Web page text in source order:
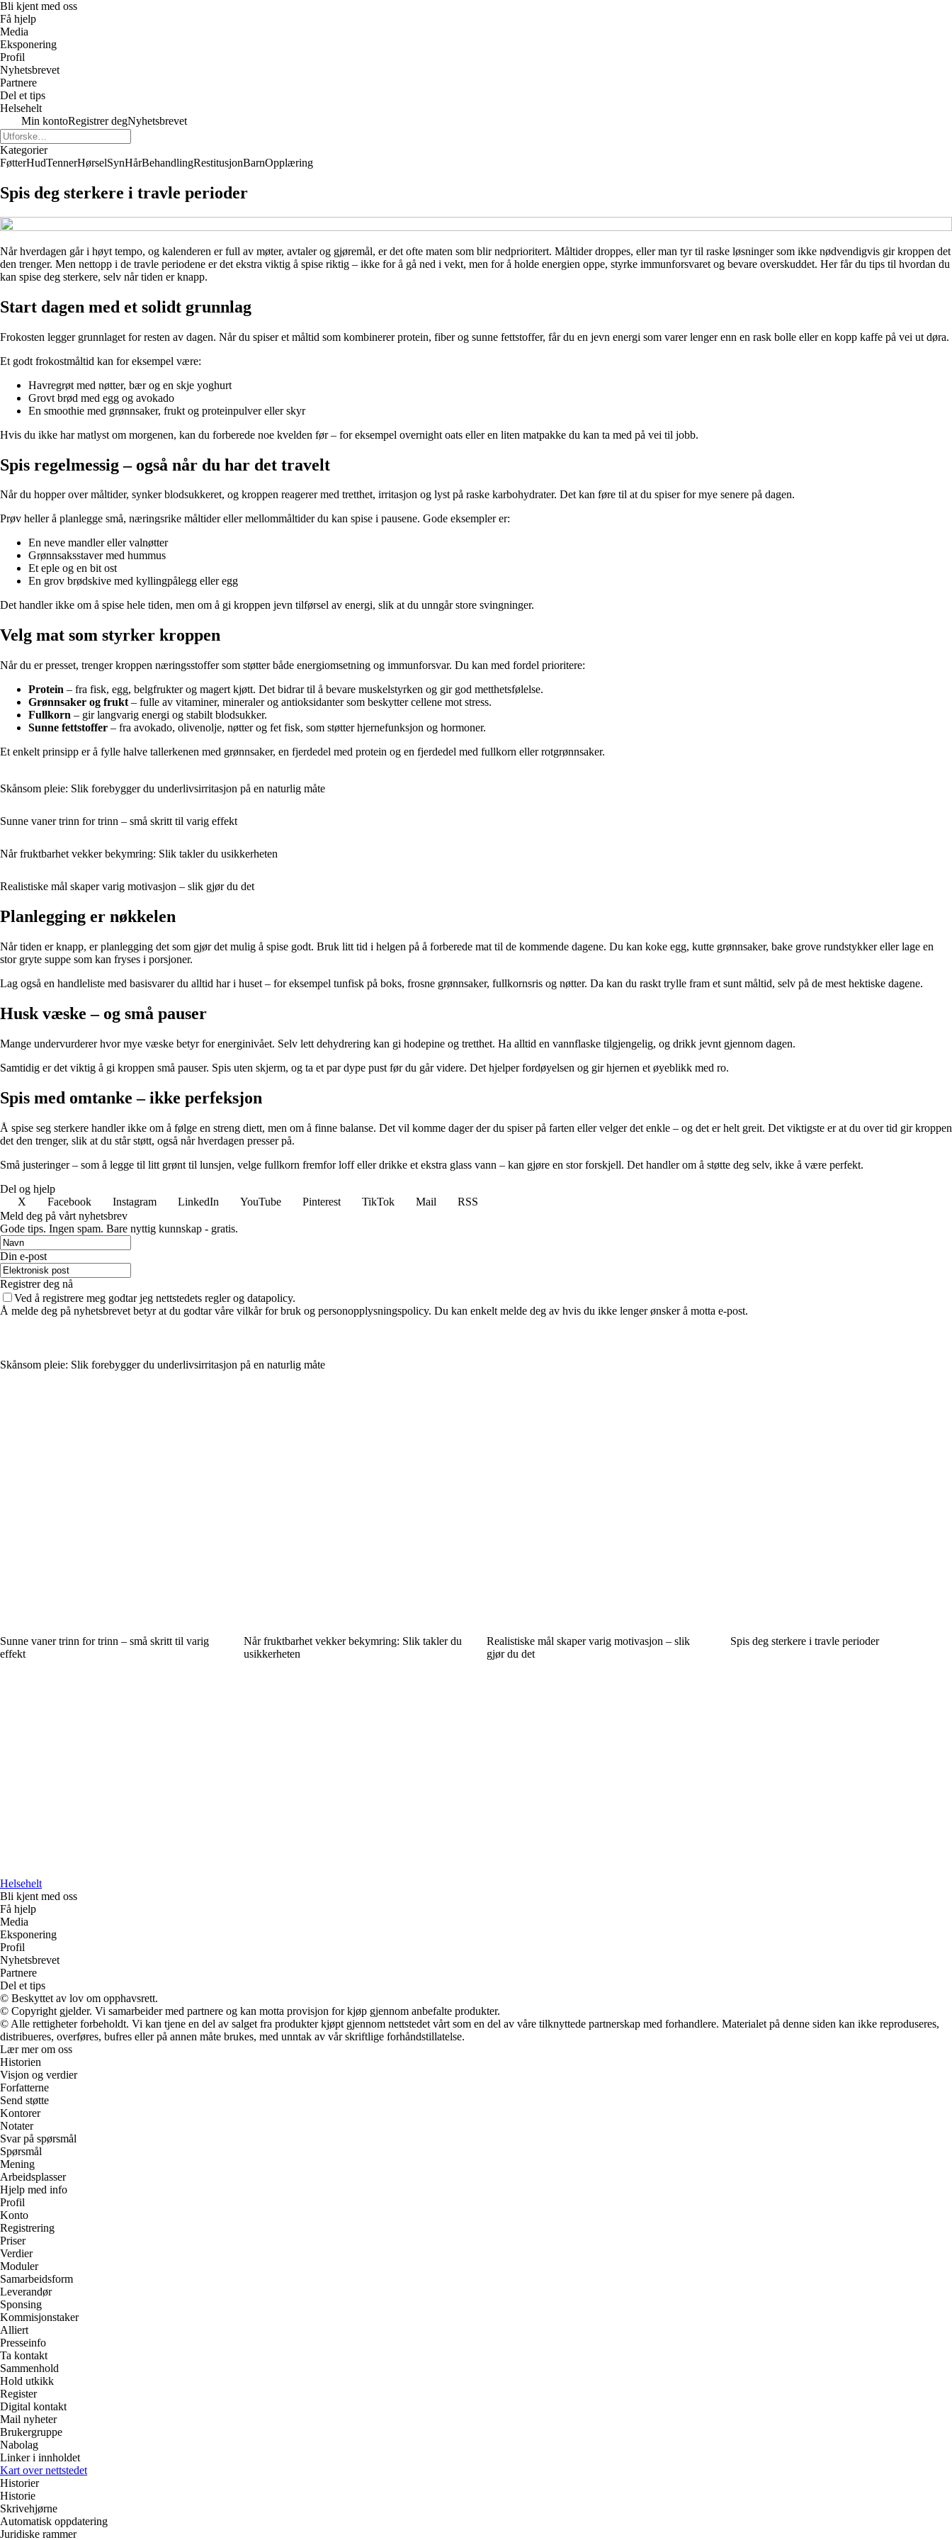
Bli kjent med oss
Få hjelp
Media
Eksponering
Profil
Nyhetsbrevet
Partnere
Del et tips
Helsehelt
Min kontoRegistrer degNyhetsbrevet
Kategorier
FøtterHudTennerHørselSynHårBehandlingRestitusjonBarnOpplæring
Spis deg sterkere i travle perioder
Når hverdagen går i høyt tempo, og kalenderen er full av møter, avtaler og gjøremål, er det ofte maten som blir nedprioritert. Måltider droppes, eller man tyr til raske løsninger som ikke nødvendigvis gir kroppen det
den trenger. Men nettopp i de travle periodene er det ekstra viktig å spise riktig – ikke for å gå ned i vekt, men for å holde energien oppe, styrke immunforsvaret og bevare overskuddet. Her får du tips til hvordan du
kan spise deg sterkere, selv når tiden er knapp.
Start dagen med et solidt grunnlag
Frokosten legger grunnlaget for resten av dagen. Når du spiser et måltid som kombinerer protein, fiber og sunne fettstoffer, får du en jevn energi som varer lenger enn en rask bolle eller en kopp kaffe på vei ut døra.
Et godt frokostmåltid kan for eksempel være:
Havregrøt med nøtter, bær og en skje yoghurt
Grovt brød med egg og avokado
En smoothie med grønnsaker, frukt og proteinpulver eller skyr
Hvis du ikke har matlyst om morgenen, kan du forberede noe kvelden før – for eksempel overnight oats eller en liten matpakke du kan ta med på vei til jobb.
Spis regelmessig – også når du har det travelt
Når du hopper over måltider, synker blodsukkeret, og kroppen reagerer med tretthet, irritasjon og lyst på raske karbohydrater. Det kan føre til at du spiser for mye senere på dagen.
Prøv heller å planlegge små, næringsrike måltider eller mellommåltider du kan spise i pausene. Gode eksempler er:
En neve mandler eller valnøtter
Grønnsaksstaver med hummus
Et eple og en bit ost
En grov brødskive med kyllingpålegg eller egg
Det handler ikke om å spise hele tiden, men om å gi kroppen jevn tilførsel av energi, slik at du unngår store svingninger.
Velg mat som styrker kroppen
Når du er presset, trenger kroppen næringsstoffer som støtter både energiomsetning og immunforsvar. Du kan med fordel prioritere:
Protein – fra fisk, egg, belgfrukter og magert kjøtt. Det bidrar til å bevare muskelstyrken og gir god metthetsfølelse.
Grønnsaker og frukt – fulle av vitaminer, mineraler og antioksidanter som beskytter cellene mot stress.
Fullkorn – gir langvarig energi og stabilt blodsukker.
Sunne fettstoffer – fra avokado, olivenolje, nøtter og fet fisk, som støtter hjernefunksjon og hormoner.
Et enkelt prinsipp er å fylle halve tallerkenen med grønnsaker, en fjerdedel med protein og en fjerdedel med fullkorn eller rotgrønnsaker.
Skånsom pleie: Slik forebygger du underlivsirritasjon på en naturlig måte
Sunne vaner trinn for trinn – små skritt til varig effekt
Når fruktbarhet vekker bekymring: Slik takler du usikkerheten
Realistiske mål skaper varig motivasjon – slik gjør du det
Planlegging er nøkkelen
Når tiden er knapp, er planlegging det som gjør det mulig å spise godt. Bruk litt tid i helgen på å forberede mat til de kommende dagene. Du kan koke egg, kutte grønnsaker, bake grove rundstykker eller lage en
stor gryte suppe som kan fryses i porsjoner.
Lag også en handleliste med basisvarer du alltid har i huset – for eksempel tunfisk på boks, frosne grønnsaker, fullkornsris og nøtter. Da kan du raskt trylle fram et sunt måltid, selv på de mest hektiske dagene.
Husk væske – og små pauser
Mange undervurderer hvor mye væske betyr for energinivået. Selv lett dehydrering kan gi hodepine og tretthet. Ha alltid en vannflaske tilgjengelig, og drikk jevnt gjennom dagen.
Samtidig er det viktig å gi kroppen små pauser. Spis uten skjerm, og ta et par dype pust før du går videre. Det hjelper fordøyelsen og gir hjernen et øyeblikk med ro.
Spis med omtanke – ikke perfeksjon
Å spise seg sterkere handler ikke om å følge en streng diett, men om å finne balanse. Det vil komme dager der du spiser på farten eller velger det enkle – og det er helt greit. Det viktigste er at du over tid gir kroppen
det den trenger, slik at du står støtt, også når hverdagen presser på.
Små justeringer – som å legge til litt grønt til lunsjen, velge fullkorn fremfor loff eller drikke et ekstra glass vann – kan gjøre en stor forskjell. Det handler om å støtte deg selv, ikke å være perfekt.
Del og hjelp
X
Facebook Instagram LinkedIn YouTube Pinterest TikTok Mail
RSS
Meld deg på vårt nyhetsbrev
Gode ​​tips. Ingen spam. Bare nyttig kunnskap - gratis.
Din e-post
Registrer deg nå
Ved å registrere meg godtar jeg nettstedets regler og datapolicy.
Å melde deg på nyhetsbrevet betyr at du godtar våre vilkår for bruk og personopplysningspolicy. Du kan enkelt melde deg av hvis du ikke lenger ønsker å motta e-post.
Skånsom pleie: Slik forebygger du underlivsirritasjon på en naturlig måte
Sunne vaner trinn for trinn – små skritt til varig
effekt
Når fruktbarhet vekker bekymring: Slik takler du
usikkerheten
Realistiske mål skaper varig motivasjon – slik
gjør du det
Spis deg sterkere i travle perioder
Helsehelt
Bli kjent med oss
Få hjelp
Media
Eksponering
Profil
Nyhetsbrevet
Partnere
Del et tips
© Beskyttet av lov om opphavsrett.
© Copyright gjelder. Vi samarbeider med partnere og kan motta provisjon for kjøp gjennom anbefalte produkter.
© Alle rettigheter forbeholdt. Vi kan tjene en del av salget fra produkter kjøpt gjennom nettstedet vårt som en del av våre tilknyttede partnerskap med forhandlere. Materialet på denne siden kan ikke reproduseres,
distribueres, overføres, bufres eller på annen måte brukes, med unntak av vår skriftlige forhåndstillatelse.
Lær mer om oss
Historien
Visjon og verdier
Forfatterne
Send støtte
Kontorer
Notater
Svar på spørsmål
Spørsmål
Mening
Arbeidsplasser
Hjelp med info
Profil
Konto
Registrering
Priser
Verdier
Moduler
Samarbeidsform
Leverandør
Sponsing
Kommisjonstaker
Alliert
Presseinfo
Ta kontakt
Sammenhold
Hold utkikk
Register
Digital kontakt
Mail nyheter
Brukergruppe
Nabolag
Linker i innholdet
Kart over nettstedet
Historier
Historie
Skrivehjørne
Automatisk oppdatering
Juridiske rammer